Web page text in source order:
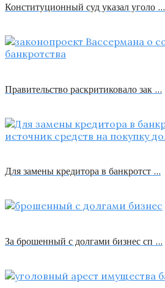
Конституционный суд указал уголо …
Правительство раскритиковало зак …
Для замены кредитора в банкротст …
За брошенный с долгами бизнес сп …